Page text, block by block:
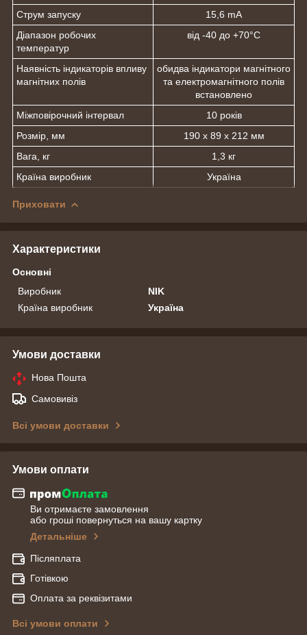
Струм запуску
15,6 mA
Діапазон робочих
температур
від -40 до +70°С
Наявність індикаторів впливу
магнітних полів
обидва індикатори магнітного
та електромагнітного полів
встановлено
Міжповірочний інтервал
10 років
Розмір, мм
190 х 89 х 212 мм
Вага, кг
1,3 кг
Країна виробник
Україна
Приховати
Характеристики
Основні
Виробник
NIK
Країна виробник
Україна
Умови доставки
Нова Пошта
Самовивіз
Всі умови доставки
Умови оплати
Ви отримаєте замовлення
або гроші повернуться на вашу картку
Детальніше
Післяплата
Готівкою
Оплата за реквізитами
Всі умови оплати